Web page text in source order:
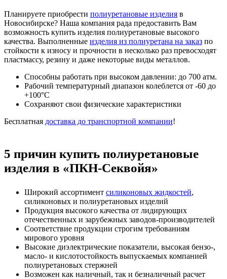
Планируете приобрести полиуретановые изделия в
Новосибирске? Наша компания рада предоставить Вам
возможность купить изделия полиуретановые высокого
качества. Выполненные изделия из полиуретана на заказ по
стойкости к износу и прочности в несколько раз превосходят
пластмассу, резину и даже некоторые виды металлов.
Способны работать при высоком давлении: до 700 атм.
Рабочий температурный диапазон колеблется от -60 до
+100°С
Сохраняют свои физические характеристики
Бесплатная доставка до транспортной компании!
5 причин купить полиуретановые
изделия в «ПКН-Секвойя»
Широкий ассортимент силиконовых жидкостей,
силиконовых и полиуретановых изделий
Продукция высокого качества от лидирующих
отечественных и зарубежных заводов-производителей
Соответствие продукции строгим требованиям
мирового уровня
Высокие диэлектрические показатели, высокая бензо-,
масло- и кислотостойкость выпускаемых компанией
полиуретановых стержней
Возможен как наличный, так и безналичный расчет